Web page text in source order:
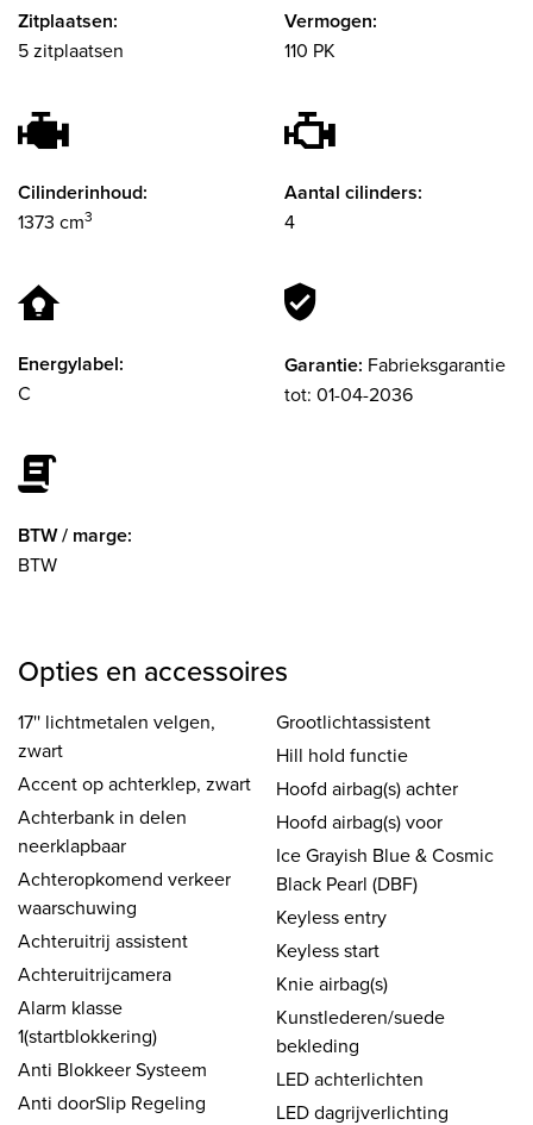
Zitplaatsen:
5 zitplaatsen
Vermogen:
110 PK
Cilinderinhoud:
1373 cm3
Aantal cilinders:
4
Energylabel:
C
Garantie: Fabrieksgarantie
tot: 01-04-2036
BTW / marge:
BTW
Opties en accessoires
17'' lichtmetalen velgen,
zwart
Accent op achterklep, zwart
Achterbank in delen
neerklapbaar
Achteropkomend verkeer
waarschuwing
Achteruitrij assistent
Achteruitrijcamera
Alarm klasse
1(startblokkering)
Anti Blokkeer Systeem
Anti doorSlip Regeling
Grootlichtassistent
Hill hold functie
Hoofd airbag(s) achter
Hoofd airbag(s) voor
Ice Grayish Blue & Cosmic
Black Pearl (DBF)
Keyless entry
Keyless start
Knie airbag(s)
Kunstlederen/suede
bekleding
LED achterlichten
LED dagrijverlichting